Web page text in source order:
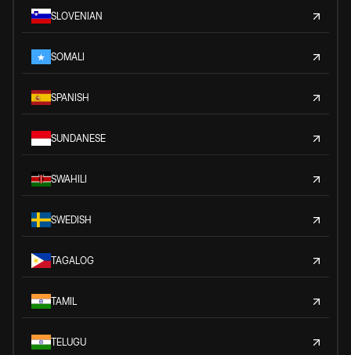
SLOVENIAN
SOMALI
SPANISH
SUNDANESE
SWAHILI
SWEDISH
TAGALOG
TAMIL
TELUGU